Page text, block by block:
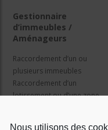
Nous utilisons des
Gestionnaire
d’immeubles /
Aménageurs
Raccordement d’un ou
plusieurs immeubles
Raccordement d’un
lotissement ou d’une zone